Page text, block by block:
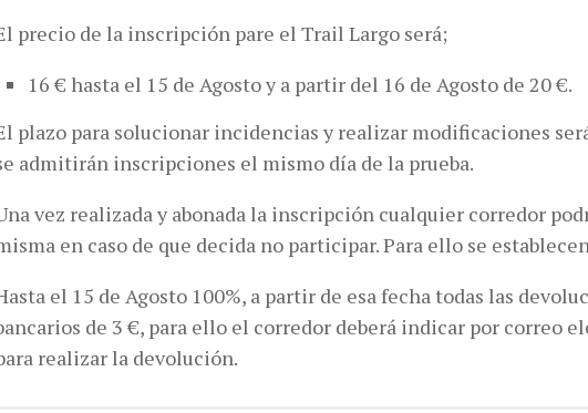
precio de la inscripción pare el Trail Largo será;
16 € hasta el 15 de Agosto y a partir del 16 de Agosto de 20 €.
plazo para solucionar incidencias y realizar modificaciones
admitirán inscripciones el mismo día de la prueba.
vez realizada y abonada la inscripción cualquier corredor
en caso de que decida no participar. Para ello se
el 15 de Agosto 100%, a partir de esa fecha todas las
de 3 €, para ello el corredor deberá indicar por correo
realizar la devolución.